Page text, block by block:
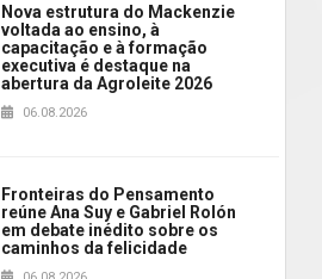
Nova estrutura do Mackenzie
voltada ao ensino, à
capacitação e à formação
executiva é destaque na
abertura da Agroleite 2026
06.08.2026
Fronteiras do Pensamento
reúne Ana Suy e Gabriel Rolón
em debate inédito sobre os
caminhos da felicidade